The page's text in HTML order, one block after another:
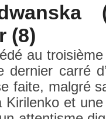
(8)
au
de­rni­er carré
faite, malgré
Kirilen­ko et